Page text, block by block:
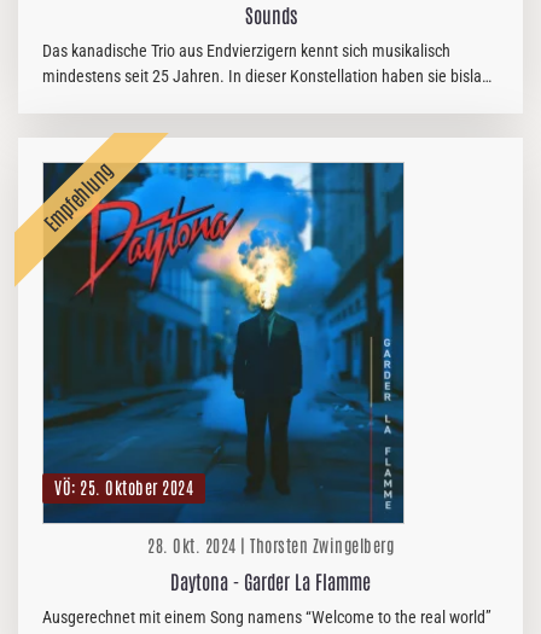
Sounds
Das kanadische Trio aus Endvierzigern kennt sich musikalisch
mindestens seit 25 Jahren. In dieser Konstellation haben sie bislang
VÖ: 25. Oktober 2024
28. Okt. 2024 | Thorsten Zwingelberg
Daytona - Garder La Flamme
Ausgerechnet mit einem Song namens “Welcome to the real world”